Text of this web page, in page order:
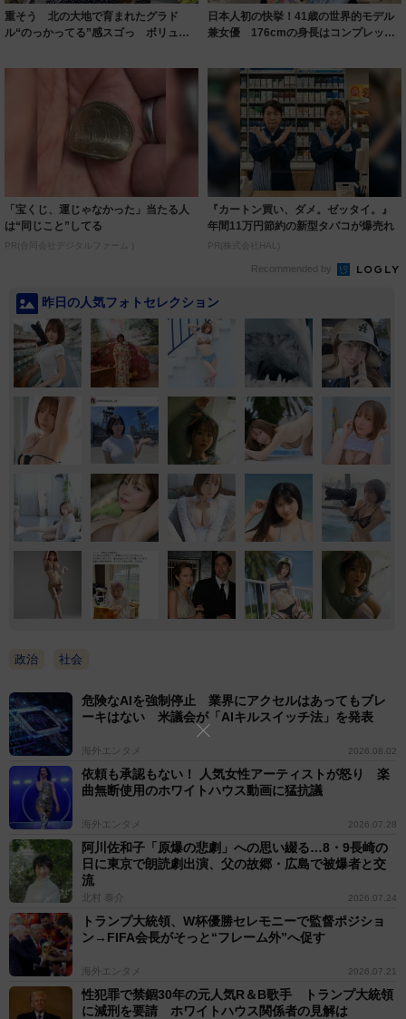
重そう 北の大地で育まれたグラド
ル“のっかってる”感スゴっ ボリュー
日本人初の快挙！41歳の世界的モデル
兼女優 176cmの身長はコンプレック
「宝くじ、運じゃなかった」当たる人
は“同じこと”してる
PR(合同会社デジタルファーム )
『カートン買い、ダメ。ゼッタイ。』
年間11万円節約の新型タバコが爆売れ
PR(株式会社HAL)
Recommended by
昨日の人気フォトセレクション
政治 社会
危険なAIを強制停止 業界にアクセルはあってもブレ
ーキはない 米議会が「AIキルスイッチ法」を発表
海外エンタメ 2026.08.02
依頼も承認もない！ 人気女性アーティストが怒り 楽
曲無断使用のホワイトハウス動画に猛抗議
海外エンタメ 2026.07.28
阿川佐和子「原爆の悲劇」への思い綴る…8・9長崎の
日に東京で朗読劇出演、父の故郷・広島で被爆者と交
流
北村 泰介 2026.07.24
トランプ大統領、W杯優勝セレモニーで監督ポジショ
ン→FIFA会長がそっと“フレーム外”へ促す
海外エンタメ 2026.07.21
性犯罪で禁錮30年の元人気R＆B歌手 トランプ大統領
に減刑を要請 ホワイトハウス関係者の見解は